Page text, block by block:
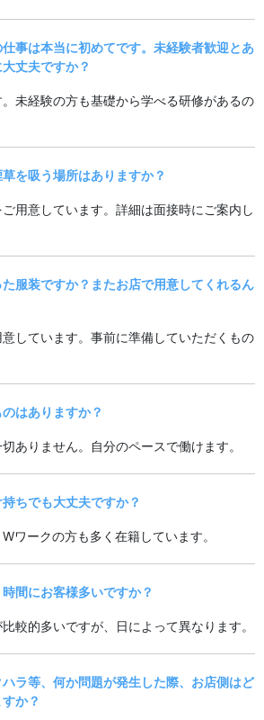
事は本当に初めてです。未経験者歓迎とあ
丈夫ですか？
未経験の方も基礎から学べる研修があるの
を吸う場所はありますか？
用意しています。詳細は面接時にご案内し
服装ですか？またお店で用意してくれるん
しています。事前に準備していただくもの
はありますか？
ありません。自分のペースで働けます。
ちでも大丈夫ですか？
ワークの方も多く在籍しています。
間にお客様多いですか？
較的多いですが、日によって異なります。
ラ等、何か問題が発生した際、お店側はど
か？